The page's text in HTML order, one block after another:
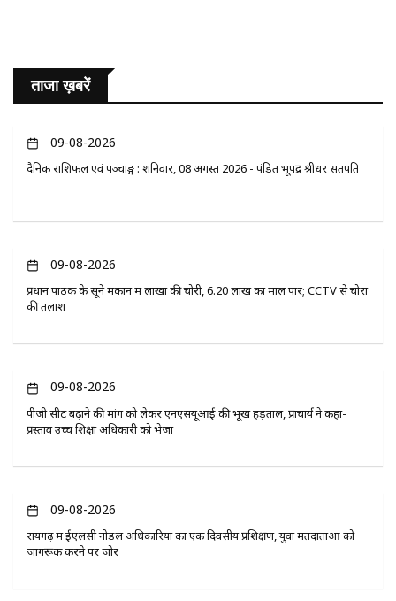
ताजा ख़बरें
09-08-2026
दैनिक राशिफल एवं पञ्चाङ्ग : शनिवार, 08 अगस्त 2026 - पंडित भूपेंद्र श्रीधर सतपति
09-08-2026
प्रधान पाठक के सूने मकान में लाखों की चोरी, 6.20 लाख का माल पार; CCTV से चोरों
की तलाश
09-08-2026
पीजी सीट बढ़ाने की मांग को लेकर एनएसयूआई की भूख हड़ताल, प्राचार्य ने कहा-
प्रस्ताव उच्च शिक्षा अधिकारी को भेजा
09-08-2026
रायगढ़ में ईएलसी नोडल अधिकारियों का एक दिवसीय प्रशिक्षण, युवा मतदाताओं को
जागरूक करने पर जोर